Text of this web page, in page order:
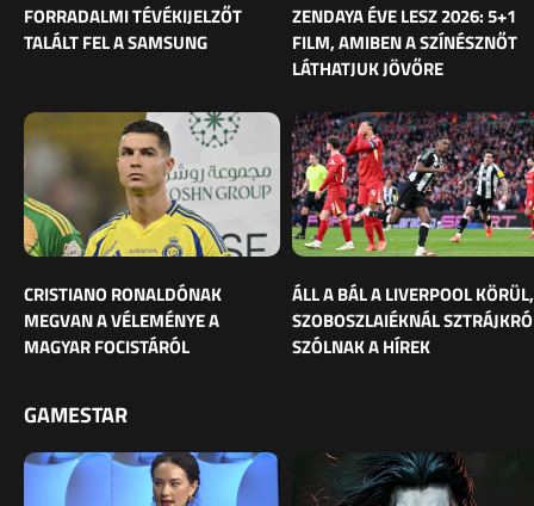
FORRADALMI TÉVÉKIJELZŐT
TALÁLT FEL A SAMSUNG
ZENDAYA ÉVE LESZ 2026: 5+1
FILM, AMIBEN A SZÍNÉSZNŐT
LÁTHATJUK JÖVŐRE
CRISTIANO RONALDÓNAK
MEGVAN A VÉLEMÉNYE A
MAGYAR FOCISTÁRÓL
ÁLL A BÁL A LIVERPOOL KÖRÜL,
SZOBOSZLAIÉKNÁL
SZÓLNAK A HÍREK
GAMESTAR